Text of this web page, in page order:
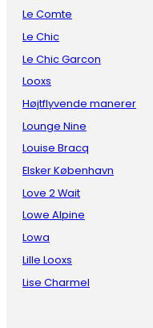
Le Comte
Le Chic
Le Chic Garcon
Looxs
Højtflyvende manerer
Lounge Nine
Louise Bracq
Elsker København
Love 2 Wait
Lowe Alpine
Lowa
Lille Looxs
Lise Charmel